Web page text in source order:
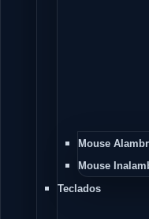
Mouse
Mouse
Teclados